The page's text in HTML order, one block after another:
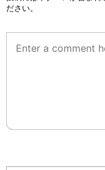
ださい。